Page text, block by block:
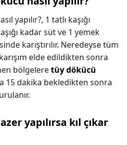
yapılır?, 1 tatlı kaşığı
kadar süt ve 1 yemek
karıştırılır. Neredeyse tüm
elde edildikten sonra
bölgeleretüy dökücü
15 dakika bekledikten sonra
yapılırsa kıl çıkar